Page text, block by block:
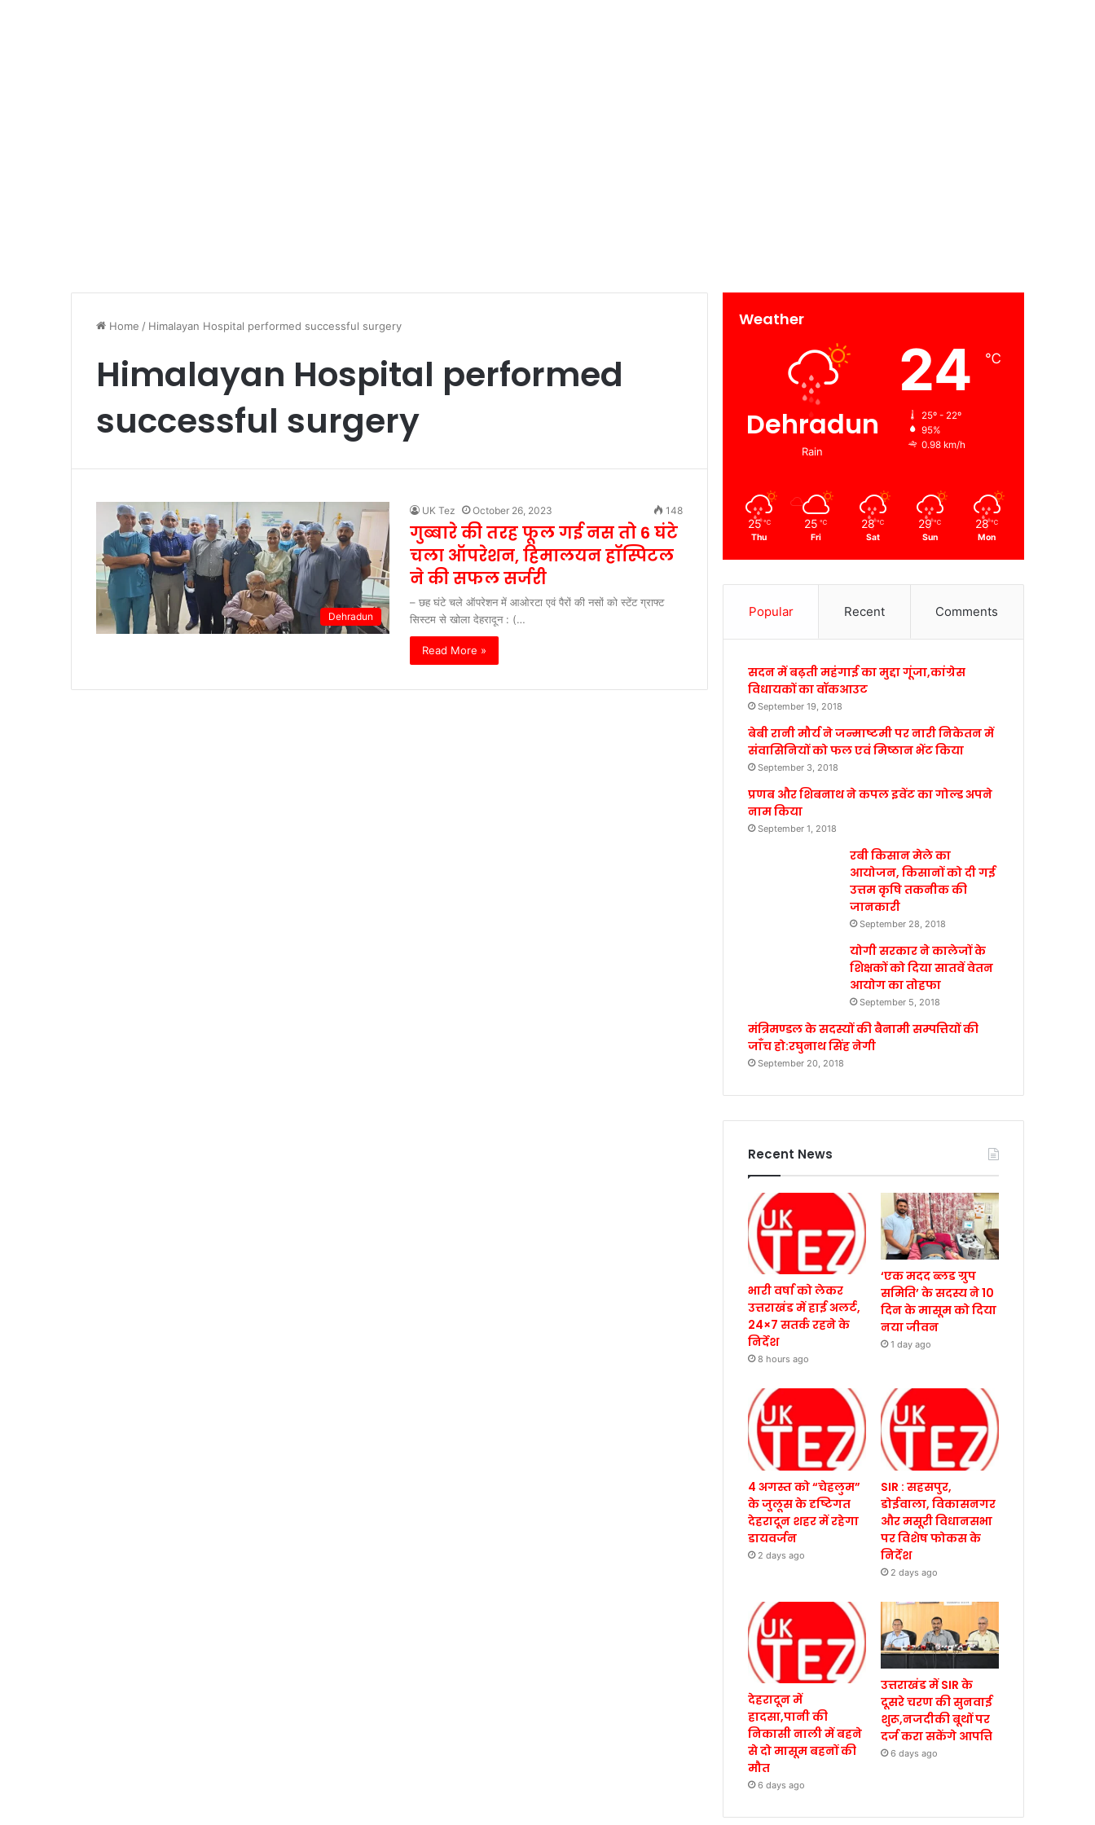
Home / Himalayan Hospital performed successful surgery
Himalayan Hospital performed
successful surgery
Dehradun
UK Tez October 26, 2023 148
गुब्बारे की तरह फूल गई नस तो 6 घंटे
चला ऑपरेशन, हिमालयन हॉस्पिटल
ने की सफल सर्जरी
– छह घंटे चले ऑपरेशन में आओरटा एवं पैरों की नसों को स्टेंट ग्राफ्ट
सिस्टम से खोला देहरादून : (…
Read More »
Weather
Dehradun
Rain
24 ℃
25º - 22º
95%
0.98 km/h
25 ℃
Thu
25 ℃
Fri
28 ℃
Sat
29 ℃
Sun
28 ℃
Mon
Popular Recent Comments
सदन में बढ़ती महंगाई का मुद्दा गूंजा,कांग्रेस
विधायकों का वॉकआउट
September 19, 2018
बेबी रानी मौर्य ने जन्माष्टमी पर नारी निकेतन में
संवासिनियों को फल एवं मिष्ठान भेंट किया
September 3, 2018
प्रणब और शिबनाथ ने कपल इवेंट का गोल्ड अपने
नाम किया
September 1, 2018
रबी किसान मेले का
आयोजन, किसानों को दी गई
उत्तम कृषि तकनीक की
जानकारी
September 28, 2018
योगी सरकार ने कालेजों के
शिक्षकों को दिया सातवें वेतन
आयोग का तोहफा
September 5, 2018
मंत्रिमण्डल के सदस्यों की बैनामी सम्पत्तियों की
जाँच हो:रघुनाथ सिंह नेगी
September 20, 2018
Recent News
भारी वर्षा को लेकर
उत्तराखंड में हाई अलर्ट,
24×7 सतर्क रहने के
निर्देश
8 hours ago
‘एक मदद ब्लड ग्रुप
समिति’ के सदस्य ने 10
दिन के मासूम को दिया
नया जीवन
1 day ago
4 अगस्त को “चेहलुम”
के जुलूस के दृष्टिगत
देहरादून शहर में रहेगा
डायवर्जन
2 days ago
SIR : सहसपुर,
डोईवाला, विकासनगर
और मसूरी विधानसभा
पर विशेष फोकस के
निर्देश
2 days ago
देहरादून में
हादसा,पानी की
निकासी नाली में बहने
से दो मासूम बहनों की
मौत
6 days ago
उत्तराखंड में SIR के
दूसरे चरण की सुनवाई
शुरू,नजदीकी बूथों पर
दर्ज करा सकेंगे आपत्ति
6 days ago